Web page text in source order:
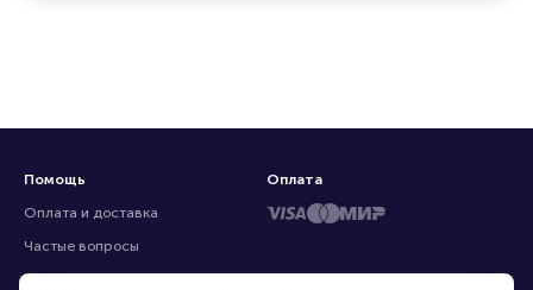
Помощь
Оплата и доставка
Частые вопросы
Перепродажа билетов
Оплата